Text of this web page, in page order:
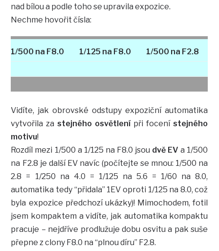
nad bílou a podle toho se upravila expozice.
Nechme hovořit čísla:
1/500 na F8.0 1/125 na F8.0 1/500 na F2.8
Vidíte, jak obrovské odstupy expoziční automatika
vytvořila zastejného osvětlenípři focenístejného
motivu!
Rozdíl mezi 1/500 a 1/125 na F8.0 jsou dvě EV a 1/500
na F2.8 je další EV navíc (počítejte se mnou: 1/500 na
2.8 = 1/250 na 4.0 = 1/125 na 5.6 = 1/60 na 8.0,
automatika tedy “přidala” 1EV oproti 1/125 na 8.0, což
byla expozice předchozí ukázky)! Mimochodem, fotil
jsem kompaktem a vidíte, jak automatika kompaktu
pracuje – nejdříve prodlužuje dobu osvitu a pak suše
přepne z clony F8.0 na “plnou díru” F2.8.